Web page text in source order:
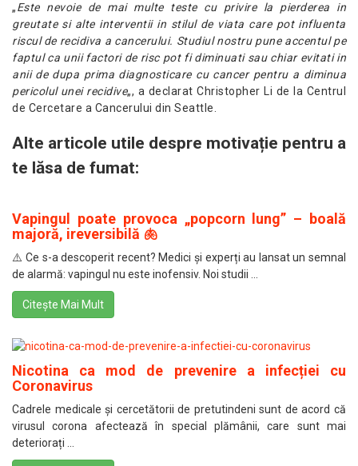
„Este nevoie de mai multe teste cu privire la pierderea in
greutate si alte interventii in stilul de viata care pot influenta
riscul de recidiva a cancerului. Studiul nostru pune accentul pe
faptul ca unii factori de risc pot fi diminuati sau chiar evitati in
anii de dupa prima diagnosticare cu cancer pentru a diminua
pericolul unei recidive„, a declarat Christopher Li de la Centrul
de Cercetare a Cancerului din Seattle.
Alte articole utile despre motivație pentru a
te lăsa de fumat:
Vapingul poate provoca „popcorn lung” – boală
majoră, ireversibilă 🫁
⚠️ Ce s-a descoperit recent? Medici și experți au lansat un semnal
de alarmă: vapingul nu este inofensiv. Noi studii ...
Citește Mai Mult
Nicotina ca mod de prevenire a infecției cu
Coronavirus
Cadrele medicale și cercetătorii de pretutindeni sunt de acord că
virusul corona afectează în special plămânii, care sunt mai
deteriorați ...